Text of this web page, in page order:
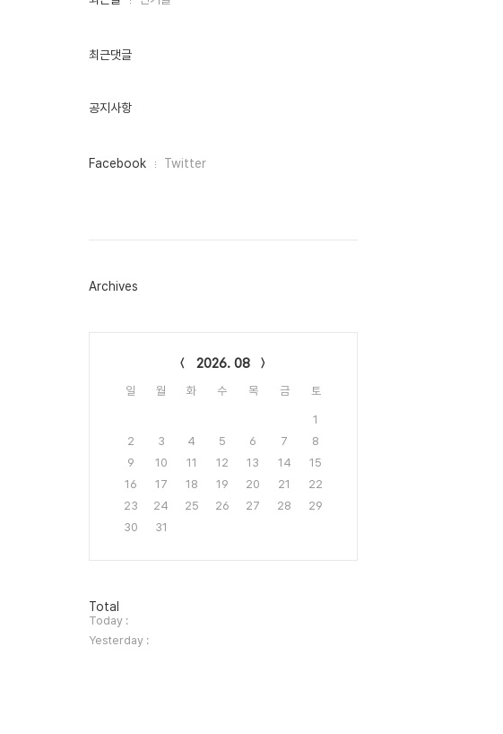
인
최근댓글
공지사항
페
그
Facebook Twitter
Archives
2026. 08
일 월 화 수 목 금 토
1
2
3 4 5 6 7
8
9
10 11 12 13 14
15
16
17 18 19 20 21
22
23
24 25 26 27 28
29
30
31
방
문
자
수
Total
Today :
Yesterday :